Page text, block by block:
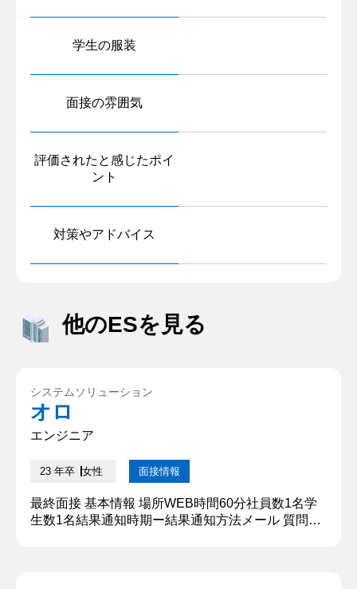
学生の服装
面接の雰囲気
評価されたと感じたポイ
ント
対策やアドバイス
他のESを見る
システムソリューション
オロ
エンジニア
23 年卒 女性 面接情報
最終面接 基本情報 場所WEB時間60分社員数1名学
生数1名結果通知時期ー結果通知方法メール 質問内